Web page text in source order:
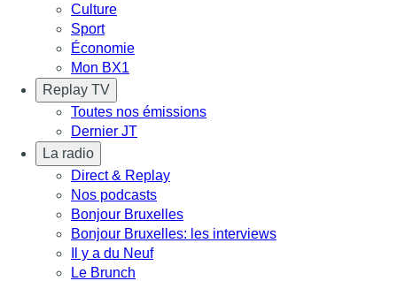
Culture
Sport
Économie
Mon BX1
Replay TV
Toutes nos émissions
Dernier JT
La radio
Direct & Replay
Nos podcasts
Bonjour Bruxelles
Bonjour Bruxelles: les interviews
Il y a du Neuf
Le Brunch